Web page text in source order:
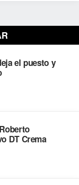
el puesto y
DT Crema